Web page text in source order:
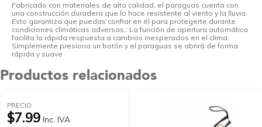
Fabricado con materiales de alta calidad, el paraguas cuenta con
una construcción duradera que lo hace resistente al viento y la lluvia.
Esto garantiza que puedas confiar en él para protegerte durante
condiciones climáticas adversas,: La función de apertura automática
facilita la rápida respuesta a cambios inesperados en el clima.
Simplemente presiona un botón y el paraguas se abrirá de forma
rápida y suave
Productos relacionados
PRECIO
$7.99 Inc. IVA